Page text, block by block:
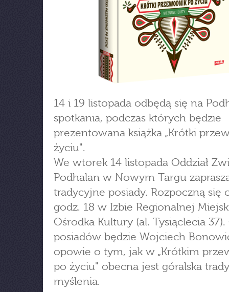
14 i 19 listopada odbędą się na
spotkania, podczas których będzie
prezentowana książka „Krótki
życiu".
We wtorek 14 listopada Oddział
Podhalan w Nowym Targu
tradycyjne posiady. Rozpoczną się
godz. 18 w Izbie Regionalnej
Ośrodka Kultury (al. Tysiąclecia
posiadów będzie Wojciech
opowie o tym, jak w „Krótkim
po życiu" obecna jest góralska
myślenia.